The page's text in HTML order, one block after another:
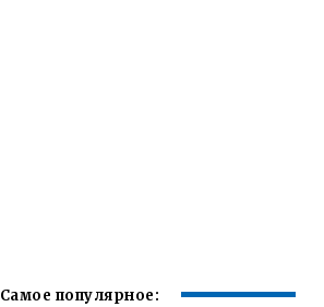
Самое популярное: